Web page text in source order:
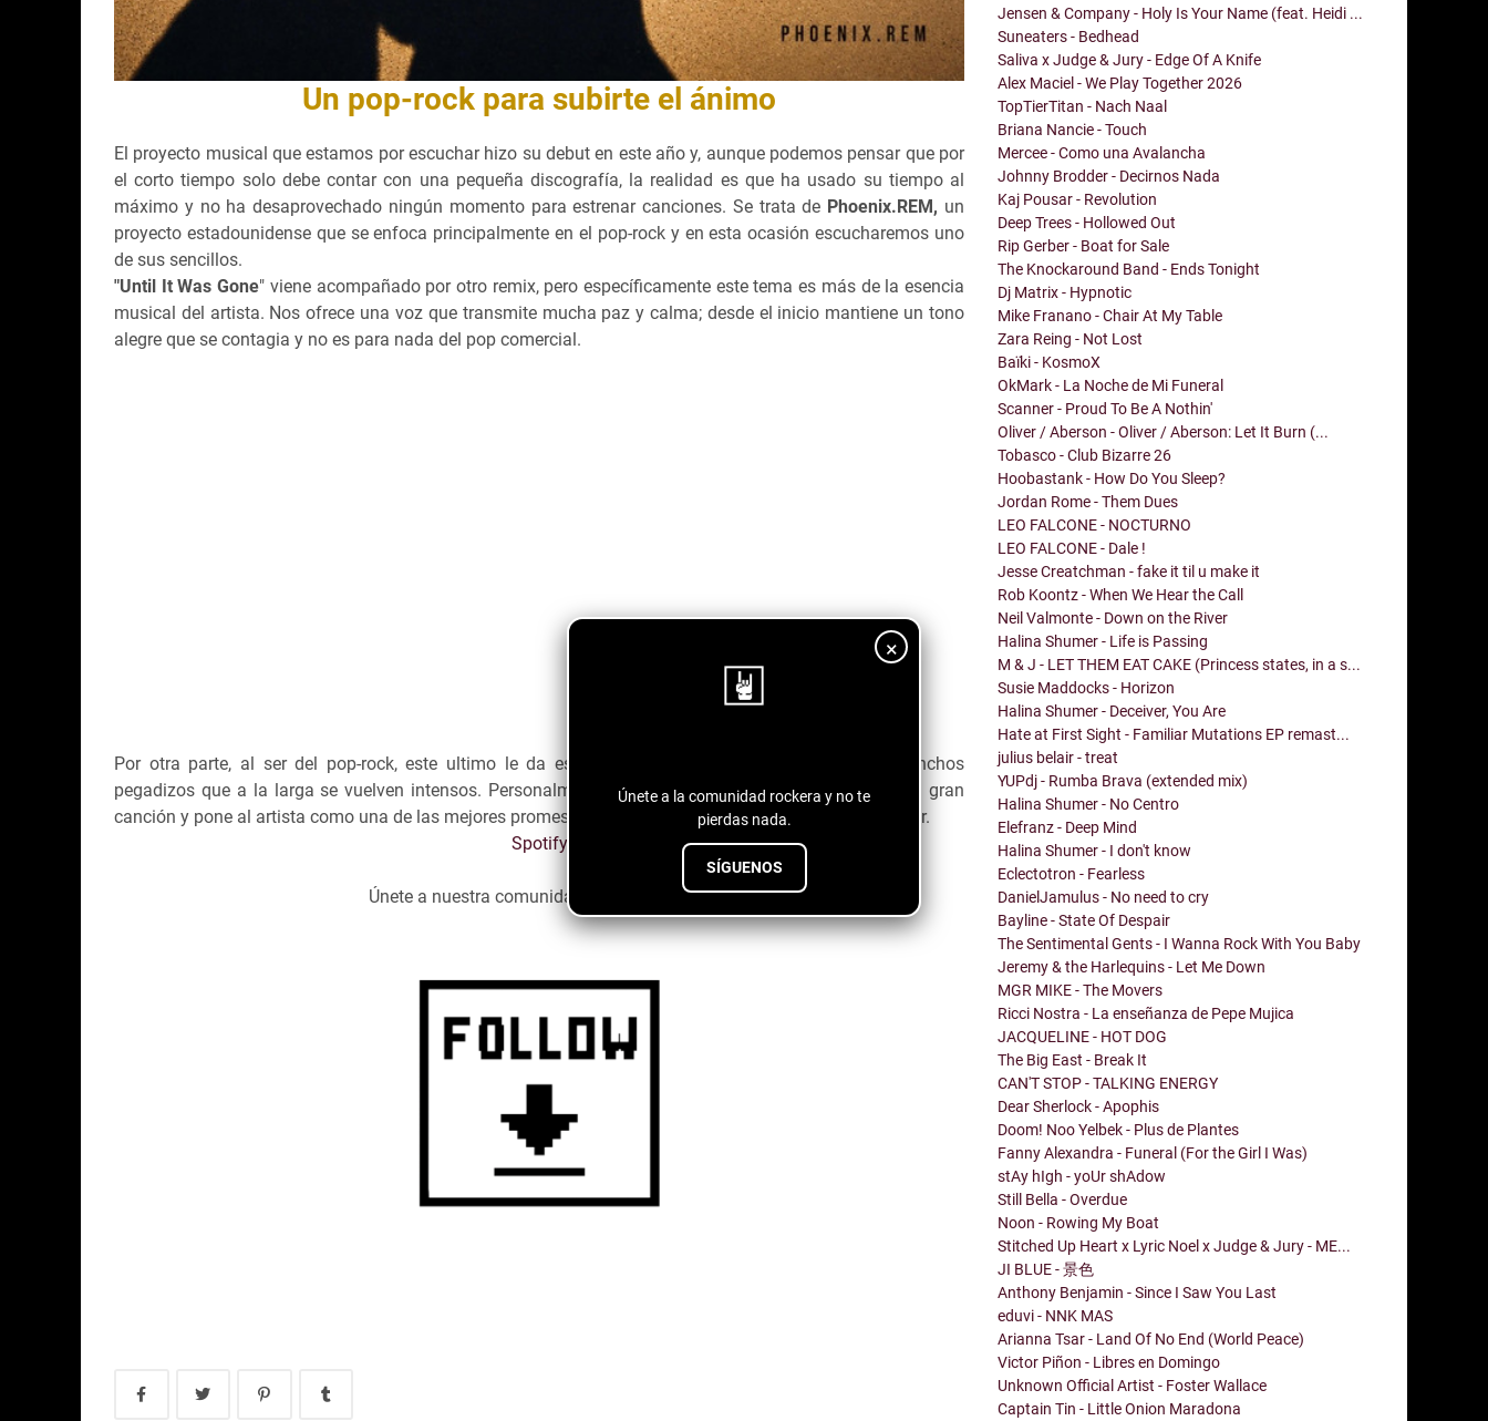
×
Únete a la comunidad rockera y no te
pierdas nada.
SÍGUENOS
Un pop-rock para subirte el ánimo
El proyecto musical que estamos por escuchar hizo su debut en este año y, aunque podemos pensar que por
el corto tiempo solo debe contar con una pequeña discografía, la realidad es que ha usado su tiempo al
máximo y no ha desaprovechado ningún momento para estrenar canciones. Se trata de Phoenix.REM, un
proyecto estadounidense que se enfoca principalmente en el pop-rock y en esta ocasión escucharemos uno
de sus sencillos.
"Until It Was Gone" viene acompañado por otro remix, pero específicamente este tema es más de la esencia
musical del artista. Nos ofrece una voz que transmite mucha paz y calma; desde el inicio mantiene un tono
alegre que se contagia y no es para nada del pop comercial.
Por otra parte, al ser del pop-rock, este ultimo le da esa instrumentalización melódica y esos ganchos
pegadizos que a la larga se vuelven intensos. Personalmente considero que todo eso junto crea una gran
canción y pone al artista como una de las mejores promesas en el género, cumple con todo para triunfar.
Spotify
Únete a nuestra comunidad emergente ↓↓↓↓
Jensen & Company - Holy Is Your Name (feat. Heidi ...
Suneaters - Bedhead
Saliva x Judge & Jury - Edge Of A Knife
Alex Maciel - We Play Together 2026
TopTierTitan - Nach Naal
Briana Nancie - Touch
Mercee - Como una Avalancha
Johnny Brodder - Decirnos Nada
Kaj Pousar - Revolution
Deep Trees - Hollowed Out
Rip Gerber - Boat for Sale
The Knockaround Band - Ends Tonight
Dj Matrix - Hypnotic
Mike Franano - Chair At My Table
Zara Reing - Not Lost
Baïki - KosmoX
OkMark - La Noche de Mi Funeral
Scanner - Proud To Be A Nothin'
Oliver / Aberson - Oliver / Aberson: Let It Burn (...
Tobasco - Club Bizarre 26
Hoobastank - How Do You Sleep?
Jordan Rome - Them Dues
LEO FALCONE - NOCTURNO
LEO FALCONE - Dale !
Jesse Creatchman - fake it til u make it
Rob Koontz - When We Hear the Call
Neil Valmonte - Down on the River
Halina Shumer - Life is Passing
M & J - LET THEM EAT CAKE (Princess states, in a s...
Susie Maddocks - Horizon
Halina Shumer - Deceiver, You Are
Hate at First Sight - Familiar Mutations EP remast...
julius belair - treat
YUPdj - Rumba Brava (extended mix)
Halina Shumer - No Centro
Elefranz - Deep Mind
Halina Shumer - I don't know
Eclectotron - Fearless
DanielJamulus - No need to cry
Bayline - State Of Despair
The Sentimental Gents - I Wanna Rock With You Baby
Jeremy & the Harlequins - Let Me Down
MGR MIKE - The Movers
Ricci Nostra - La enseñanza de Pepe Mujica
JACQUELINE - HOT DOG
The Big East - Break It
CAN'T STOP - TALKING ENERGY
Dear Sherlock - Apophis
Doom! Noo Yelbek - Plus de Plantes
Fanny Alexandra - Funeral (For the Girl I Was)
stAy hIgh - yoUr shAdow
Still Bella - Overdue
Noon - Rowing My Boat
Stitched Up Heart x Lyric Noel x Judge & Jury - ME...
JI BLUE - 景色
Anthony Benjamin - Since I Saw You Last
eduvi - NNK MAS
Arianna Tsar - Land Of No End (World Peace)
Victor Piñon - Libres en Domingo
Unknown Official Artist - Foster Wallace
Captain Tin - Little Onion Maradona